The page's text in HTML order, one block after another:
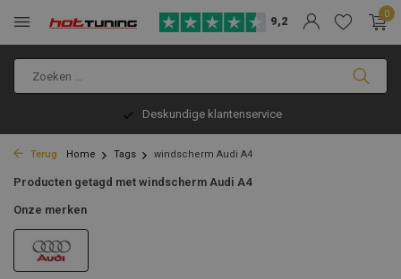
9,2
0
Deskundige klantenservice
Terug Home Tags windscherm Audi A4
Producten getagd met windscherm Audi A4
Onze merken